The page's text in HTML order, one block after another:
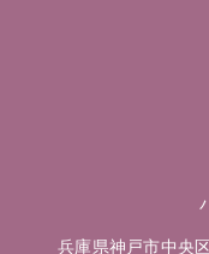
兵庫県神戸市中央